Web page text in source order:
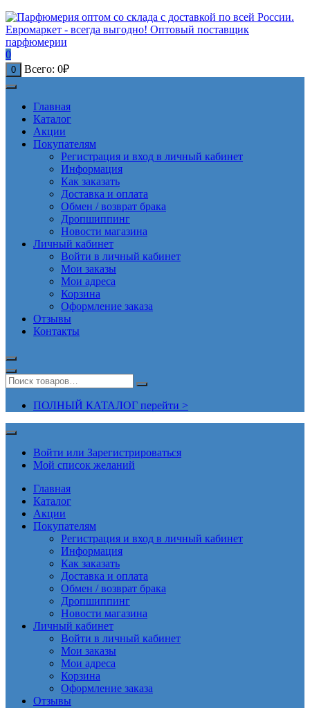
0
0 Всего: 0₽
Главная
Каталог
Акции
Покупателям
Регистрация и вход в личный кабинет
Информация
Как заказать
Доставка и оплата
Обмен / возврат брака
Дропшиппинг
Новости магазина
Личный кабинет
Войти в личный кабинет
Мои заказы
Мои адреса
Корзина
Оформление заказа
Отзывы
Контакты
ПОЛНЫЙ КАТАЛОГ перейти >
Войти или Зарегистрироваться
Мой список желаний
Главная
Каталог
Акции
Покупателям
Регистрация и вход в личный кабинет
Информация
Как заказать
Доставка и оплата
Обмен / возврат брака
Дропшиппинг
Новости магазина
Личный кабинет
Войти в личный кабинет
Мои заказы
Мои адреса
Корзина
Оформление заказа
Отзывы